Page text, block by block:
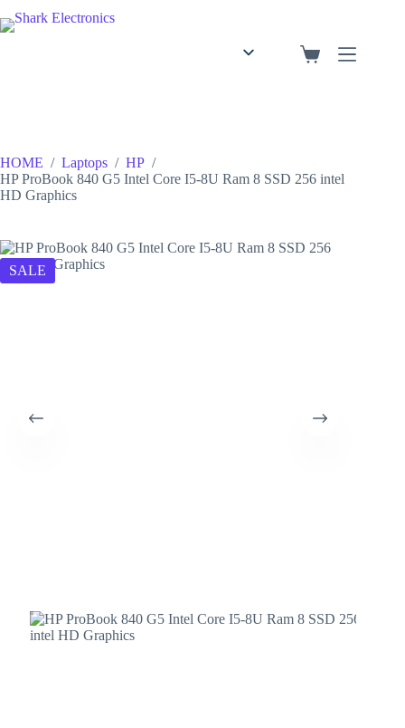
HOME / Laptops / HP /
HP ProBook 840 G5 Intel Core I5-8U Ram 8 SSD 256 intel
HD Graphics
SALE